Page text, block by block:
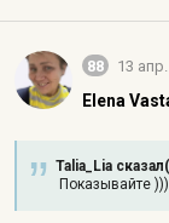
88 13
Elena
Talia_Lia
Показывайте )))